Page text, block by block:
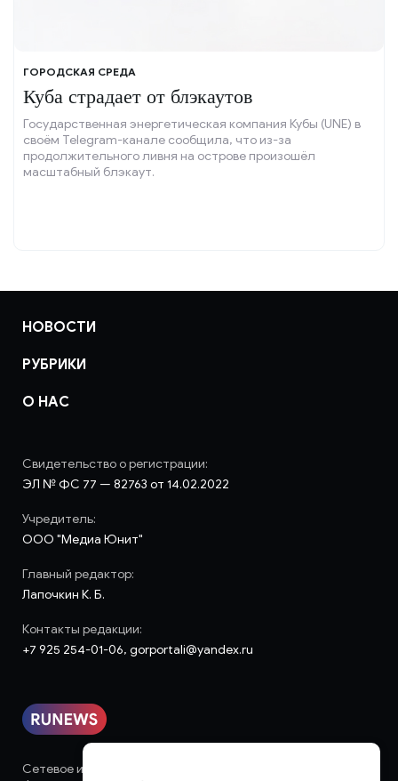
ГОРОДСКАЯ СРЕДА
Куба страдает от блэкаутов
Государственная энергетическая компания Кубы (UNE) в
своём Telegram-канале сообщила, что из-за
продолжительного ливня на острове произошёл
масштабный блэкаут.
НОВОСТИ
РУБРИКИ
О НАС
Сетевое издание «runews» (18+) зарегистрировано в
Свидетельство о регистрации:
ЭЛ № ФС 77 — 82763 от 14.02.2022
Учредитель:
ООО "Медиа Юнит"
Главный редактор:
Лапочкин К. Б.
Контакты редакции:
+7 925 254-01-06, gorportali@yandex.ru